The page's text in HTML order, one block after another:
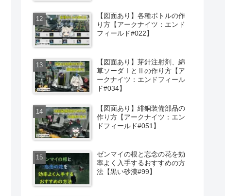
【図面あり】各種ボトルの作
り方【アークナイツ：エンド
フィールド#022】
【図面あり】芽針注射剤、綿
草ソーダⅠとⅡの作り方【ア
ークナイツ：エンドフィール
ド#034】
【図面あり】緋銅装備部品の
作り方【アークナイツ：エン
ドフィールド#051】
ゼンマイの根と忘念の花を効
率よく入手するおすすめの方
法【黒い砂漠#99】